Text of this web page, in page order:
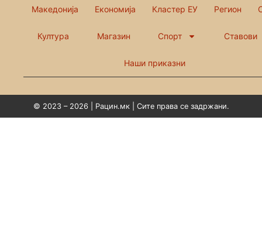
Македонија Економија Кластер ЕУ Регион
Култура Магазин Спорт Ставови
Наши приказни
© 2023 – 2026 | Рацин.мк | Сите права се задржани.